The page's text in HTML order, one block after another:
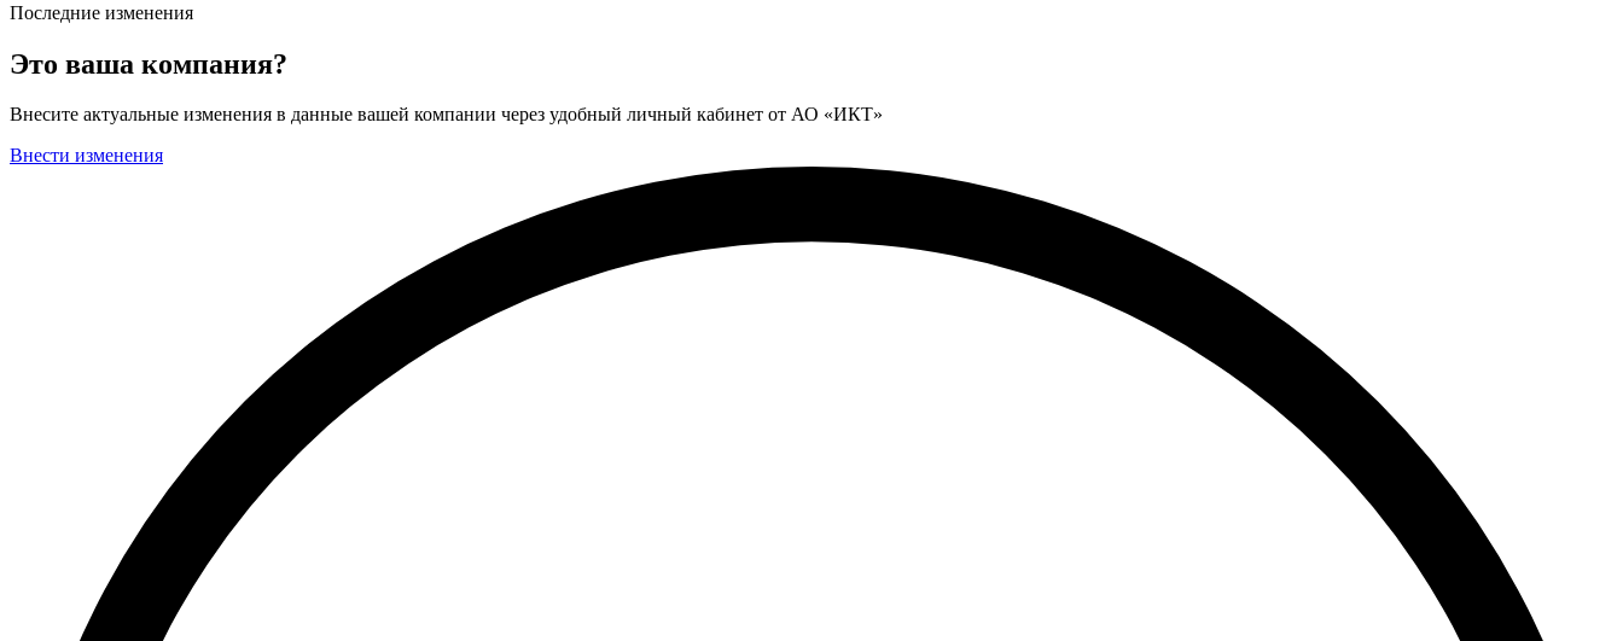
Последние изменения
Это ваша компания?
Внесите актуальные изменения в данные вашей компании через удобный личный кабинет от АО «ИКТ»
Внести изменения